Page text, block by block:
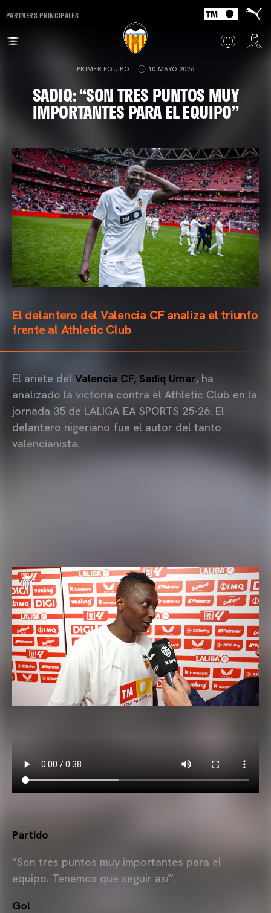
PARTNERS PRINCIPALES
PRIMER EQUIPO 10 MAYO 2026
SADIQ: “SON TRES PUNTOS MUY
IMPORTANTES PARA EL EQUIPO”
El delantero del Valencia CF analiza el triunfo
frente al Athletic Club
El ariete del Valencia CF, Sadiq Umar, ha
analizado la victoria contra el Athletic Club en la
jornada 35 de LALIGA EA SPORTS 25-26. El
delantero nigeriano fue el autor del tanto
valencianista.
Partido
“Son tres puntos muy importantes para el
equipo. Tenemos que seguir así”.
Gol